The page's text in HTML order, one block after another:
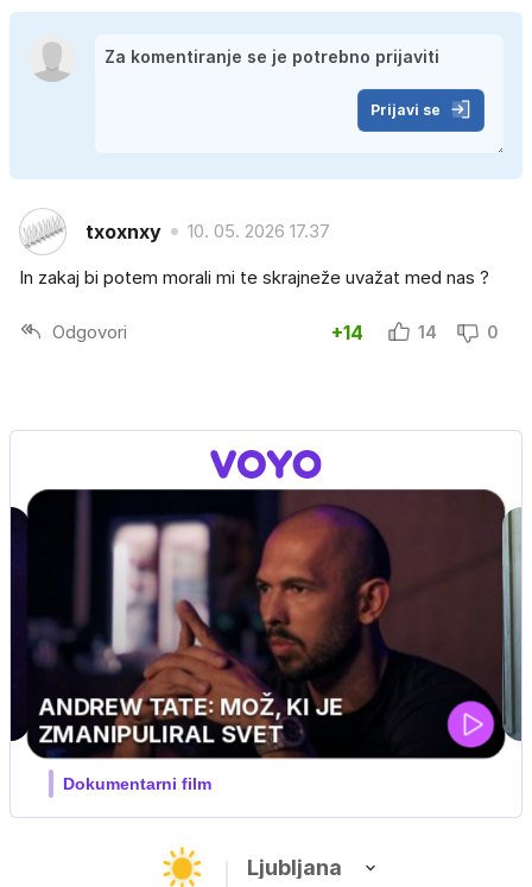
Prijavi se
txoxnxy 10. 05. 2026 17.37
In zakaj bi potem morali mi te skrajneže uvažat med nas ?
Odgovori +14 14 0
Ljubljana